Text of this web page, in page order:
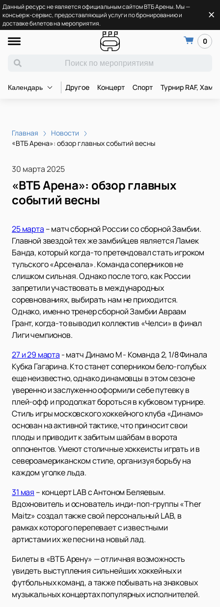
Данный ресурс не является официальным сайтом ВТБ Арены. Мы —
консьерж-сервис, предоставляющий услуги по бронированию и
доставке билетов на мероприятия.
0
Календарь Другое Концерт Спорт Турнир RAF,
Главная
Новости
«ВТБ Арена»: обзор главных событий весны
30 марта 2025
«ВТБ Арена»: обзор главных
событий весны
25 марта – матч сборной России со сборной Замбии.
Главной звездой тех же замбийцев является Ламек
Банда, который когда-то претендовал стать игроком
тульского «Арсенала». Команда соперников не
слишком сильная. Однако после того, как России
запретили участвовать в международных
соревнованиях, выбирать нам не приходится.
Однако, именно тренер сборной Замбии Авраам
Грант, когда-то выводил коллектив «Челси» в финал
Лиги чемпионов.
27 и 29 марта - матч Динамо М - Команда 2, 1/8 Финала
Кубка Гагарина. Кто станет соперником бело-голубых
еще неизвестно, однако динамовцы в этом сезоне
уверенно и заслуженно оформили себе путевку в
плей-офф и продолжат бороться в кубковом турнире.
Стиль игры московского хоккейного клуба «Динамо»
основан на активной тактике, что приносит свои
плоды и приводит к забитым шайбам в ворота
оппонентов. Умеют столичные хоккеисты играть и в
североамериканском стиле, организуя борьбу на
каждом уголке льда.
31 мая – концерт LAB с Антоном Беляевым.
Вдохновитель и основатель инди-поп-группы «Ther
Maitz» создал также свой персональный LAB, в
рамках которого перепевает с известными
артистами их же песни на новый лад.
Билеты в «ВТБ Арену» — отличная возможность
увидеть выступления сильнейших хоккейных и
футбольных команд, а также побывать на знаковых
музыкальных концертах популярных исполнителей.